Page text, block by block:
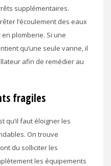
supplémentaires.
l’écoulement des eaux
plomberie. Si une
qu’une seule vanne, il
afin de remédier au
fragiles
qu’il faut éloigner les
On trouve
du solliciter les
les équipements